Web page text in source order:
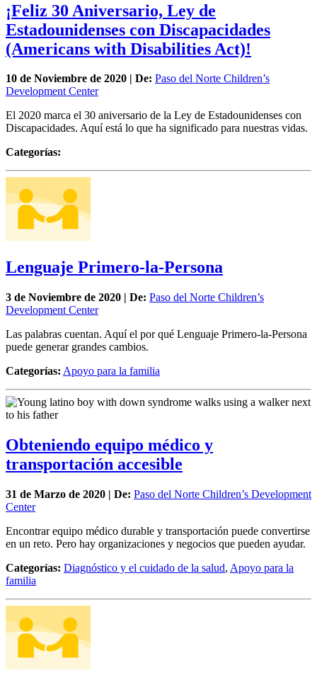
¡Feliz 30 Aniversario, Ley de
Estadounidenses con Discapacidades
(Americans with Disabilities Act)!
10 de Noviembre de 2020 | De: Paso del Norte Children’s
Development Center
El 2020 marca el 30 aniversario de la Ley de Estadounidenses con
Discapacidades. Aquí está lo que ha significado para nuestras vidas.
Categorías:
Lenguaje Primero-la-Persona
3 de Noviembre de 2020 | De: Paso del Norte Children’s
Development Center
Las palabras cuentan. Aquí el por qué Lenguaje Primero-la-Persona
puede generar grandes cambios.
Categorías: Apoyo para la familia
Obteniendo equipo médico y
transportación accesible
31 de Marzo de 2020 | De: Paso del Norte Children’s Development
Center
Encontrar equipo médico durable y transportación puede convertirse
en un reto. Pero hay organizaciones y negocios que pueden ayudar.
Categorías: Diagnóstico y el cuidado de la salud, Apoyo para la
familia